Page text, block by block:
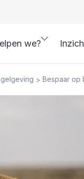
we?
> Bespaar op